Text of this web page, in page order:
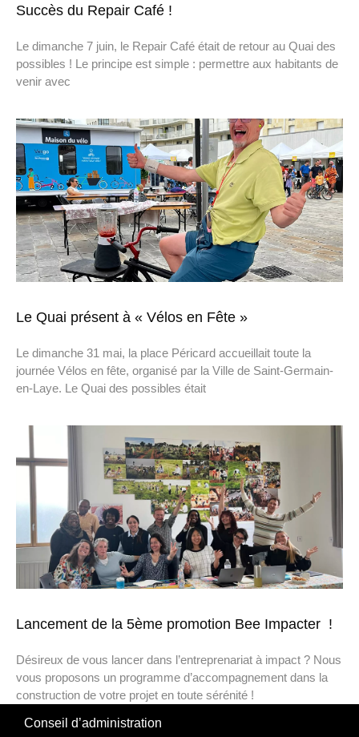
Succès du Repair Café !
Le dimanche 7 juin, le Repair Café était de retour au Quai des
possibles ! Le principe est simple : permettre aux habitants de
venir avec
Le Quai présent à « Vélos en Fête »
Le dimanche 31 mai, la place Péricard accueillait toute la
journée Vélos en fête, organisé par la Ville de Saint-Germain-
en-Laye. Le Quai des possibles était
Lancement de la 5ème promotion Bee Impacter !
Désireux de vous lancer dans l’entreprenariat à impact ? Nous
vous proposons un programme d’accompagnement dans la
construction de votre projet en toute sérénité !
Conseil d’administration